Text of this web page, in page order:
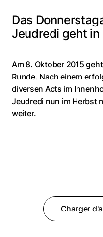
Das
Jeudredi geht in
Am 8. Oktober 2015
Runde. Nach einem
diversen Acts im
Jeudredi nun im Herbst
weiter.
Charger